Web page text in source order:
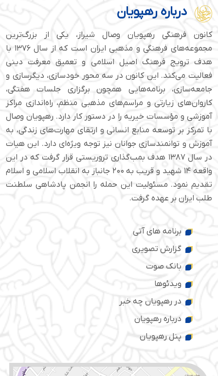
درباره رهپویان
کانون فرهنگی رهپویان وصال شیراز، یکی از بزرگ‌ترین
مجموعه‌های فرهنگی و مذهبی ایران است که از سال ۱۳۷۶ با
هدف ترویج فرهنگ اصیل اسلامی و تعمیق معرفت دینی
فعالیت می‌کند. این کانون در سه محور خودسازی، دیگرسازی و
جامعه‌سازی، برنامه‌هایی همچون برگزاری جلسات هفتگی،
کاروان‌های زیارتی و مراسم‌های مذهبی منظم، راه‌اندازی مراکز
آموزشی و مؤسسات خیریه را در دستور کار دارد. رهپویان وصال
با تمرکز بر توسعه منابع انسانی و ارتقای مهارت‌های زندگی، به
آموزش و توانمندسازی جوانان نیز توجه ویژه‌ای دارد. این هیات
در سال ۱۳۸۷ هدف بمب‌گذاری تروریستی قرار گرفت که در این
واقعه ۱۴ شهید و قریب به ۲۰۰ جانباز به انقلاب اسلامی و اسلام
تقدیم نمود. مسئولیت این حمله را انجمن پادشاهی سلطنت
طلب ایران بر عهده گرفت.
برنامه های آتی
گزارش تصویری
بانک صوت
ویدئوها
در رهپویان چه خبر
درباره رهپویان
پنل رهپویان